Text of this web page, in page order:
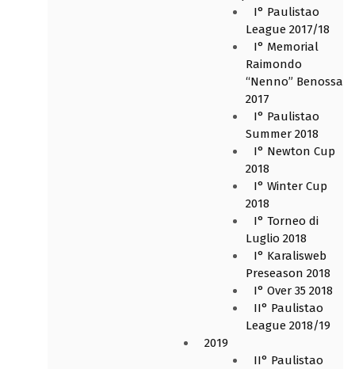
I° Paulistao
League 2017/18
I° Memorial
Raimondo
“Nenno” Benossa
2017
I° Paulistao
Summer 2018
I° Newton Cup
2018
I° Winter Cup
2018
I° Torneo di
Luglio 2018
I° Karalisweb
Preseason 2018
I° Over 35 2018
II° Paulistao
League 2018/19
2019
II° Paulistao